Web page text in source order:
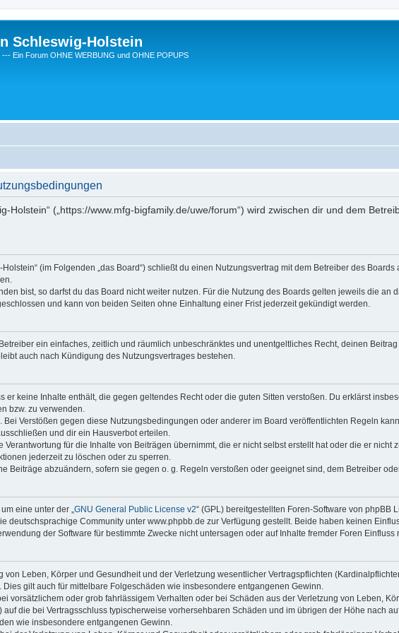
Schleswig-Holstein
Ein Forum OHNE WERBUNG und OHNE POPUPS
Holstein“ („https://www.mfg-bigfamily.de/uwe/forum“) wird zwischen dir und dem
(im Folgenden „das Board“) schließt du einen Nutzungsvertrag mit dem Betreiber des
bist, so darfst du das Board nicht weiter nutzen. Für die Nutzung des Boards gelten jeweils die an
und kann von beiden Seiten ohne Einhaltung einer Frist jederzeit gekündigt werden.
ein einfaches, zeitlich und räumlich unbeschränktes und unentgeltliches Recht, deinen
auch nach Kündigung des Nutzungsvertrages bestehen.
er keine Inhalte enthält, die gegen geltendes Recht oder die guten Sitten verstoßen. Du erklärst
bzw. zu verwenden.
Verstößen gegen diese Nutzungsbedingungen oder anderer im Board veröffentlichten Regeln
und dir ein Hausverbot erteilen.
Verantwortung für die Inhalte von Beiträgen übernimmt, die er nicht selbst erstellt hat oder die er nicht
jederzeit zu löschen oder zu sperren.
Beiträge abzuändern, sofern sie gegen o. g. Regeln verstoßen oder geeignet sind, dem Betreiber
eine unter der „GNU General Public License v2“ (GPL) bereitgestellten Foren-Software von phpBB
deutschsprachige Community unter www.phpbb.de zur Verfügung gestellt. Beide haben keinen
der Software für bestimmte Zwecke nicht untersagen oder auf Inhalte fremder Foren Einfluss
von Leben, Körper und Gesundheit und der Verletzung wesentlicher Vertragspflichten
gilt auch für mittelbare Folgeschäden wie insbesondere entgangenen Gewinn.
vorsätzlichem oder grob fahrlässigem Verhalten oder bei Schäden aus der Verletzung von Leben,
die bei Vertragsschluss typischerweise vorhersehbaren Schäden und im übrigen der Höhe nach
wie insbesondere entgangenen Gewinn.